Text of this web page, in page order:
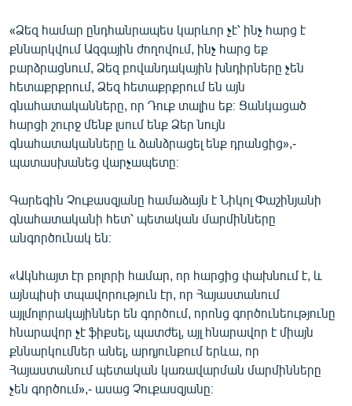
«Ձեզ համար ընդհանրապես կարևոր չէ՝ ինչ հարց է
քննարկվում Ազգային ժողովում, ինչ հարց եք
բարձրացնում, Ձեզ բովանդակային խնդիրները չեն
հետաքրքրում, Ձեզ հետաքրքրում են այն
գնահատականները, որ Դուք տալիս եք։ Ցանկացած
հարցի շուրջ մենք լսում ենք Ձեր նույն
գնահատականները և ձանձրացել ենք դրանցից»,-
պատասխանեց վարչապետը։
Գարեգին Չուքասզյանը համաձայն է Նիկոլ Փաշինյանի
գնահատականի հետ՝ պետական մարմինները
անգործունակ են։
«Ակնհայտ էր բոլորի համար, որ հարցից փախնում է, և
այնպիսի տպավորություն էր, որ Հայաստանում
այլմոլորակայիններ են գործում, որոնց գործունեությունը
հնարավոր չէ ֆիքսել, պատժել, այլ հնարավոր է միայն
քննարկումներ անել, արդյունքում երևա, որ
Հայաստանում պետական կառավարման մարմինները
չեն գործում»,- ասաց Չուքասզյանը։